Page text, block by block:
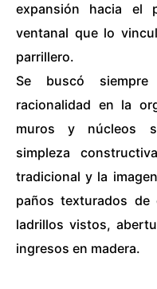
expansión hacia el
ventanal que lo
parrillero.
Se buscó
racionalidad en la
muros y núcleos
simpleza
tradicional y la
paños texturados de
ladrillos vistos,
ingresos en madera.